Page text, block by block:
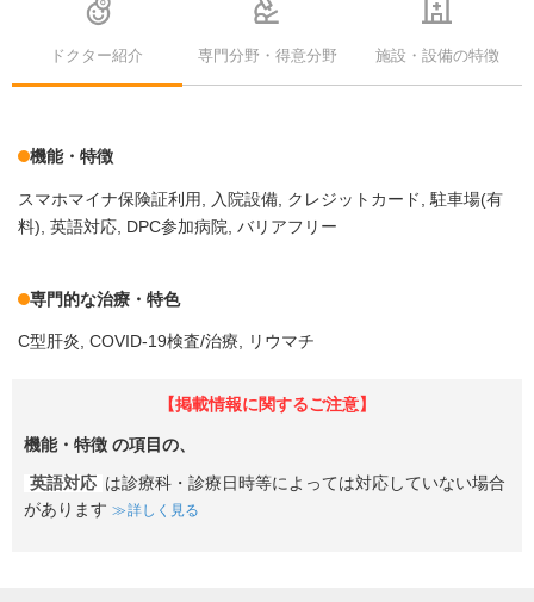
ドクター紹介 専門分野・得意分野 施設・設備の特徴
機能・特徴
スマホマイナ保険証利用 入院設備 クレジットカード
駐車場(有
料) 英語対応 DPC参加病院 バリアフリー
専門的な治療・特色
C型肝炎 COVID-19検査/治療 リウマチ
【掲載情報に関するご注意】
機能・特徴 の項目の、
英語対応 は診療科・診療日時等によっては対応していない場合
があります
詳しく見る